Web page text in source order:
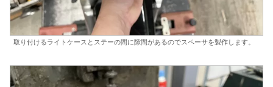
取り付けるライトケースとステーの間に隙間があるのでスペーサを製作します。